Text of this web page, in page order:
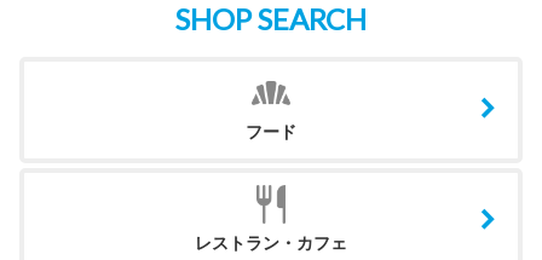
SHOP SEARCH
フード
レストラン・カフェ